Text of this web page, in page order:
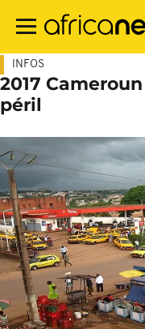
contenu
INFOS
2017
péril